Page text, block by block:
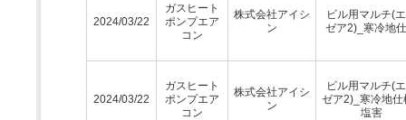
2024/03/22
ガスヒート
ポンプエア
コン
株式会社アイシ
ン
ビル用マルチ(
ゼア2)_寒冷地
2024/03/22
ガスヒート
ポンプエア
コン
株式会社アイシ
ン
ビル用マルチ(
ゼア2)_寒冷地仕
塩害